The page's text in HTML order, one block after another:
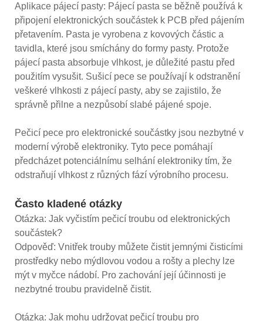
Aplikace pájecí pasty: Pájecí pasta se běžně používá k
připojení elektronických součástek k PCB před pájením
přetavením. Pasta je vyrobena z kovových částic a
tavidla, které jsou smíchány do formy pasty. Protože
pájecí pasta absorbuje vlhkost, je důležité pastu před
použitím vysušit. Sušicí pece se používají k odstranění
veškeré vlhkosti z pájecí pasty, aby se zajistilo, že
správně přilne a nezpůsobí slabé pájené spoje.
Pečicí pece pro elektronické součástky jsou nezbytné v
moderní výrobě elektroniky. Tyto pece pomáhají
předcházet potenciálnímu selhání elektroniky tím, že
odstraňují vlhkost z různých fází výrobního procesu.
Často kladené otázky
Otázka: Jak vyčistím pečicí troubu od elektronických
součástek?
Odpověď: Vnitřek trouby můžete čistit jemnými čisticími
prostředky nebo mýdlovou vodou a rošty a plechy lze
mýt v myčce nádobí. Pro zachování její účinnosti je
nezbytné troubu pravidelně čistit.
Otázka: Jak mohu udržovat pečicí troubu pro